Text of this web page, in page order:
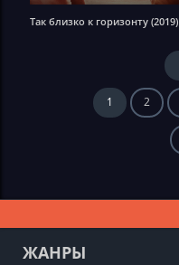
Так близко к горизонту (2019)
1 2
ЖАНРЫ